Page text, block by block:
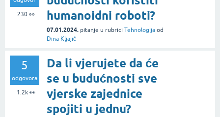
230👀
humanoidni roboti?
07.01.2024. pitanje u rubrici Tehnologija od
Dina Kljajić
5
odgovora
1.2k👀
Da li vjerujete da će
se u budućnosti sve
vjerske zajednice
spojiti u jednu?